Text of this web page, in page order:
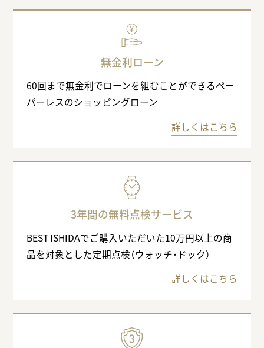
無金利ローン
60回まで無金利でローンを組むことができるペー
パーレスのショッピングローン
詳しくはこちら
3年間の無料点検サービス
BEST ISHIDAでご購入いただいた10万円以上の商
品を対象とした定期点検（ウォッチ・ドック）
詳しくはこちら